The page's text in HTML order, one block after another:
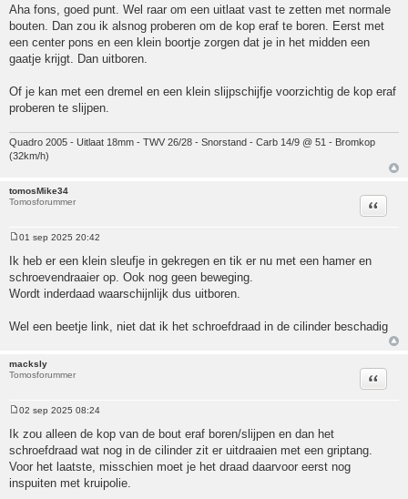
Aha fons, goed punt. Wel raar om een uitlaat vast te zetten met normale
bouten. Dan zou ik alsnog proberen om de kop eraf te boren. Eerst met
een center pons en een klein boortje zorgen dat je in het midden een
gaatje krijgt. Dan uitboren.
Of je kan met een dremel en een klein slijpschijfje voorzichtig de kop eraf
proberen te slijpen.
Quadro 2005 - Uitlaat 18mm - TWV 26/28 - Snorstand - Carb 14/9 @ 51 - Bromkop
(32km/h)
tomosMike34
Tomosforummer
Citeer
Bericht
01 sep 2025 20:42
Ik heb er een klein sleufje in gekregen en tik er nu met een hamer en
schroevendraaier op. Ook nog geen beweging.
Wordt inderdaad waarschijnlijk dus uitboren.
Wel een beetje link, niet dat ik het schroefdraad in de cilinder beschadig
macksly
Tomosforummer
Citeer
Bericht
02 sep 2025 08:24
Ik zou alleen de kop van de bout eraf boren/slijpen en dan het
schroefdraad wat nog in de cilinder zit er uitdraaien met een griptang.
Voor het laatste, misschien moet je het draad daarvoor eerst nog
inspuiten met kruipolie.